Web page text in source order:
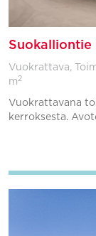
Suokalliontie
Vuokrattava,
m 2
Vuokrattavana
kerroksesta.